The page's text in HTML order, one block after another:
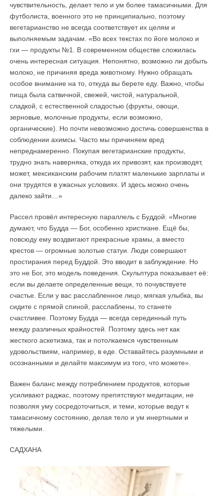
чувствительность, делает тело и ум более тамасичными. Для
футболиста, военного это не принципиально, поэтому
вегетарианство не всегда соответствует их целям и
выполняемым задачам. «Во всех текстах по йоге молоко и
гхи — продукты №1. В современном обществе сложилась
очень интересная ситуация. Непонятно, возможно ли добыть
молоко, не причиняя вреда животному. Нужно обращать
особое внимание на то, откуда вы берете еду. Важно, чтобы
пища была сатвичной, свежей, чистой, натуральной,
сладкой, с естественной сладостью (фрукты, овощи,
зерновые, молочные продукты, если возможно,
органические). Но почти невозможно достичь совершенства в
соблюдении ахимсы. Часто мы причиняем вред
непреднамеренно. Покупая вегетарианские продукты,
трудно знать наверняка, откуда их привозят, как производят,
может, мексиканским рабочим платят маленькие зарплаты и
они трудятся в ужасных условиях. И здесь можно очень
далеко зайти…»
Рассел провёл интересную параллель с Буддой: «Многие
думают, что Будда — Бог, особенно христиане. Ещё бы,
повсюду ему воздвигают прекрасные храмы, а вместо
крестов — огромные золотые статуи. Люди совершают
простирания перед Буддой. Это вводит в заблуждение. Но
это не Бог, это модель поведения. Скульптура показывает её:
если вы делаете определенные вещи, то почувствуете
счастье. Если у вас расслабленное лицо, мягкая улыбка, вы
сидите с прямой спиной, расслаблены, то станете
счастливее. Поэтому Будда — всегда серединный путь
между различных крайностей. Поэтому здесь нет как
жесткого аскетизма, так и потолкаемся чувственным
удовольствиям, например, в еде. Оставайтесь разумными и
осознанными и делайте максимум из того, что можете».
Важен баланс между потреблением продуктов, которые
усиливают раджас, поэтому препятствуют медитации, не
позволяя уму сосредоточиться, и теми, которые ведут к
тамасичному состоянию, делая тело и ум инертными и
тяжелыми.
САДХАНА